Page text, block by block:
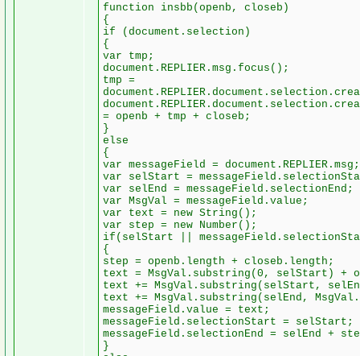
function insbb(openb, closeb)
{
if (document.selection)
{
var tmp;
document.REPLIER.msg.focus();
tmp =
= openb + tmp + closeb;
}
else
{
var messageField = document.REPLIER.msg;
var selStart =
var selEnd = messageField.selectionEnd;
var MsgVal = messageField.value;
var text = new String();
var step = new Number();
if(selStart ||
{
step = openb.length + closeb.length;
text = MsgVal.substring(0, selStart) +
text += MsgVal.substring(selStart,
text += MsgVal.substring(selEnd,
messageField.value = text;
messageField.selectionStart = selStart;
messageField.selectionEnd = selEnd +
}